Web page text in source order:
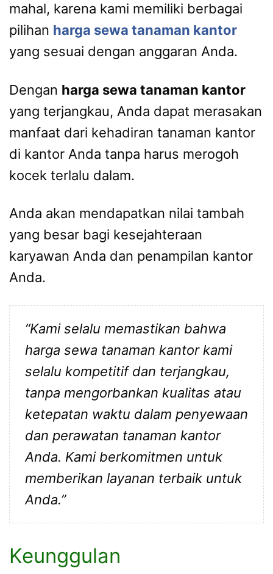
mahal, karena kami memiliki berbagai
pilihan harga sewa tanaman kantor
yang sesuai dengan anggaran Anda.
Dengan harga sewa tanaman kantor
yang terjangkau, Anda dapat merasakan
manfaat dari kehadiran tanaman kantor
di kantor Anda tanpa harus merogoh
kocek terlalu dalam.
Anda akan mendapatkan nilai tambah
yang besar bagi kesejahteraan
karyawan Anda dan penampilan kantor
Anda.
“Kami selalu memastikan bahwa
harga sewa tanaman kantor kami
selalu kompetitif dan terjangkau,
tanpa mengorbankan kualitas atau
ketepatan waktu dalam penyewaan
dan perawatan tanaman kantor
Anda. Kami berkomitmen untuk
memberikan layanan terbaik untuk
Anda.”
Keunggulan